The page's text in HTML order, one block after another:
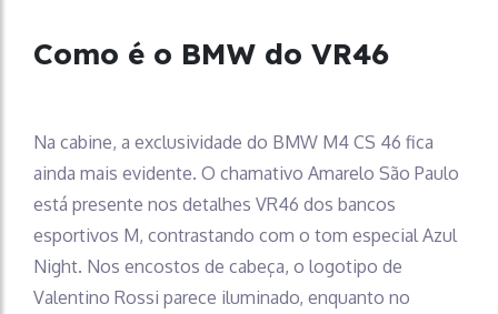
Como é o BMW do VR46
Na cabine, a exclusividade do BMW M4 CS 46 fica
ainda mais evidente. O chamativo Amarelo São Paulo
está presente nos detalhes VR46 dos bancos
esportivos M, contrastando com o tom especial Azul
Night. Nos encostos de cabeça, o logotipo de
Valentino Rossi parece iluminado, enquanto no